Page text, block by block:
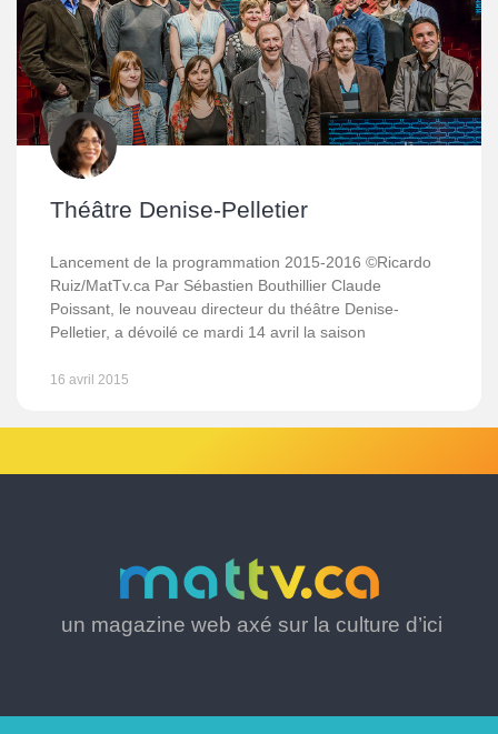
Théâtre Denise-Pelletier
Lancement de la programmation 2015-2016 ©Ricardo
Ruiz/MatTv.ca Par Sébastien Bouthillier Claude
Poissant, le nouveau directeur du théâtre Denise-
Pelletier, a dévoilé ce mardi 14 avril la saison
16 avril 2015
un magazine web axé sur la culture d’ici